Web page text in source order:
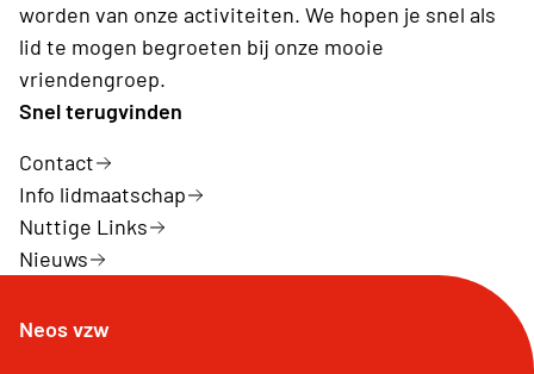
worden van onze activiteiten. We hopen je snel als
lid te mogen begroeten bij onze mooie
vriendengroep.
Snel terugvinden
Contact
Info lidmaatschap
Nuttige Links
Nieuws
Neos vzw